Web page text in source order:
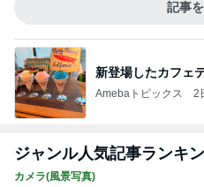
記事
新登場したカフェ
Amebaトピックス 2
ジャンル人気記事ランキ
カメラ(風景写真)